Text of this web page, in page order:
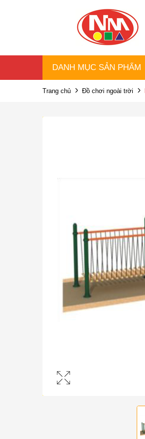
DANH MỤC SẢN PHẨM
Trang chủ Đồ chơi ngoài trời